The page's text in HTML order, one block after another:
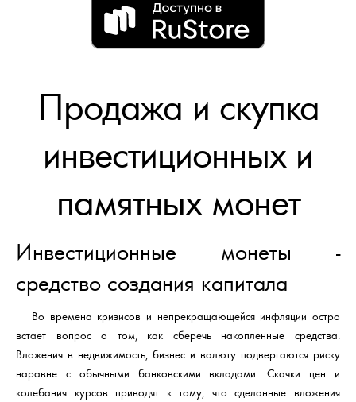
Продажа и скупка
инвестиционных и
памятных монет
Инвестиционные монеты -
средство создания капитала
Во времена кризисов и непрекращающейся инфляции остро
встает вопрос о том, как сберечь накопленные средства.
Вложения в недвижимость, бизнес и валюту подвергаются риску
наравне с обычными банковскими вкладами. Скачки цен и
колебания курсов приводят к тому, что сделанные вложения